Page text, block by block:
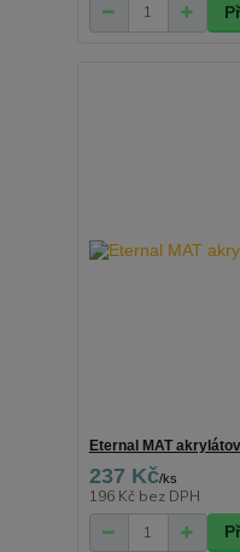
Eternal MAT
237 Kč/ks
196 Kč bez DPH